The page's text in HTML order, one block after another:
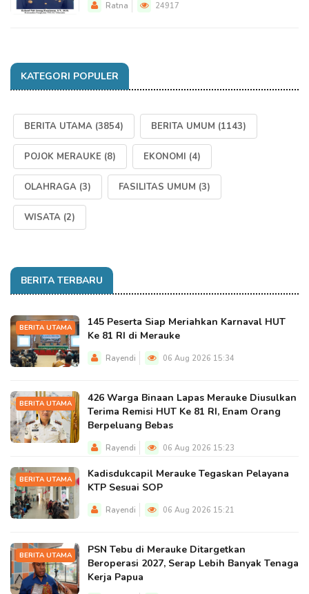
Ratna 24917
KATEGORI POPULER
BERITA UTAMA (3854) BERITA UMUM (1143)
POJOK MERAUKE (8) EKONOMI (4)
OLAHRAGA (3) FASILITAS UMUM (3)
WISATA (2)
BERITA TERBARU
BERITA UTAMA
145 Peserta Siap Meriahkan Karnaval HUT
Ke 81 RI di Merauke
Rayendi 06 Aug 2026 15:34
BERITA UTAMA
426 Warga Binaan Lapas Merauke Diusulkan
Terima Remisi HUT Ke 81 RI, Enam Orang
Berpeluang Bebas
Rayendi 06 Aug 2026 15:23
BERITA UTAMA
Kadisdukcapil Merauke Tegaskan Pelayana
KTP Sesuai SOP
Rayendi 06 Aug 2026 15:21
BERITA UTAMA
PSN Tebu di Merauke Ditargetkan
Beroperasi 2027, Serap Lebih Banyak Tenaga
Kerja Papua